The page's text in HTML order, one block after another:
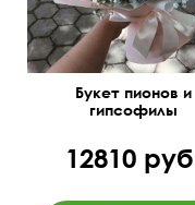
Букет пионов и
гипсофилы
12810